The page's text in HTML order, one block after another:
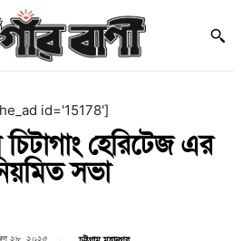
id='15178']
চিটাগাং হেরিটেজ এর
সভা